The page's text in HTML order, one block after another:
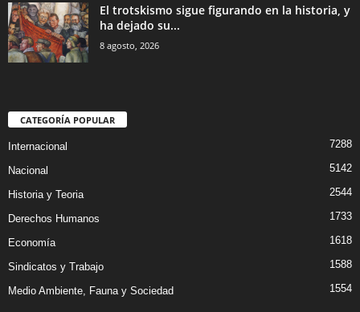
El trotskismo sigue figurando en la historia, y
ha dejado su...
8 agosto, 2026
CATEGORÍA POPULAR
Internacional 7288
Nacional 5142
Historia y Teoria 2544
Derechos Humanos 1733
Economía 1618
Sindicatos y Trabajo 1588
Medio Ambiente, Fauna y Sociedad 1554